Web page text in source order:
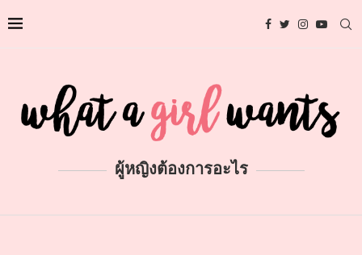
ผู้หญิงต้องการอะไร